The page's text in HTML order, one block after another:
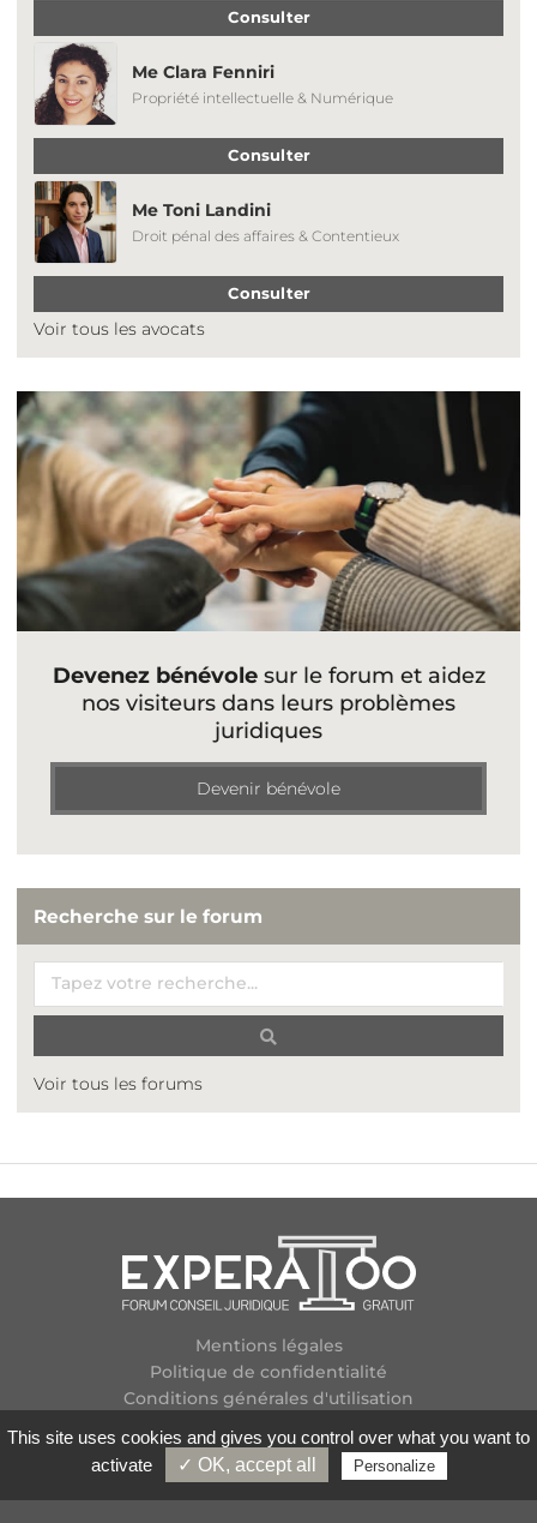
Consulter
Me Clara Fenniri
Propriété intellectuelle & Numérique
Consulter
Me Toni Landini
Droit pénal des affaires & Contentieux
Consulter
Voir tous les avocats
Devenez bénévolesur le forum et aidez
nos visiteurs dans leurs problèmes
juridiques
Devenir bénévole
Recherche sur le forum
Voir tous les forums
Mentions légales
Politique de confidentialité
Conditions générales d'utilisation
Contactez-nous
Flux RSS
Copyright
2026 Experatoo.com - Tous droits réservés
This site uses cookies and gives you control over what you want to
activate
✓ OK, accept all Personalize